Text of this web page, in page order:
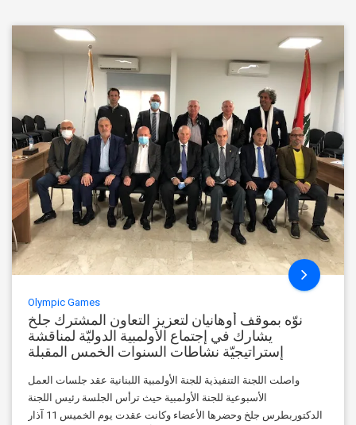
Olympic Games
نوّه بموقف أوهانيان لتعزيز التعاون المشترك جلخ
يشارك في إجتماع الأولمبية الدوليّة لمناقشة
إستراتيجيّة نشاطات السنوات الخمس المقبلة
واصلت اللجنة التنفيذية للجنة الأولمبية اللبنانية عقد جلسات العمل
الأسبوعية للجنة الأولمبية حيث ترأس الجلسة رئيس اللجنة
الدكتوربطرس جلخ وحضرها الأعضاء وكانت عقدت يوم الخميس 11 آذار